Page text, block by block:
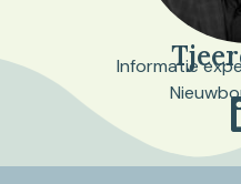
Informatie